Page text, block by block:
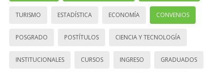
TURISMO ESTADÍSTICA ECONOMÍA CONVENIOS
POSGRADO POSTÍTULOS CIENCIA Y TECNOLOGÍA
INSTITUCIONALES CURSOS INGRESO GRADUADOS